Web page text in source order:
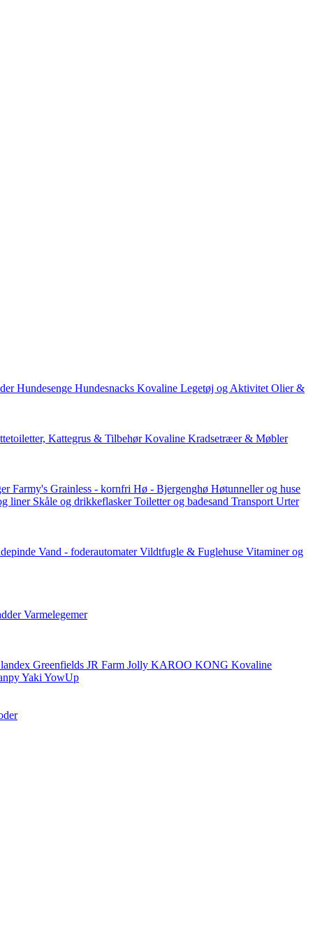
Hundesenge Hundesnacks Kovaline Legetøj og Aktivitet Olier &
Kattegrus & Tilbehør Kovaline Kradsetræer & Møbler
Farmy's Grainless - kornfri Hø - Bjergenghø Høtunneller og huse
liner Skåle og drikkeflasker Toiletter og badesand Transport Urter
Vand - foderautomater Vildtfugle & Fuglehuse Vitaminer og
Varmelegemer
Greenfields JR Farm Jolly KAROO KONG Kovaline
Yaki YowUp